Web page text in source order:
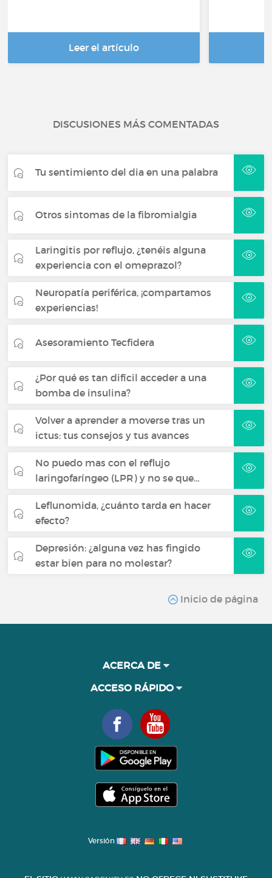
Leer el artículo
DISCUSIONES MÁS COMENTADAS
Tu sentimiento del dia en una palabra
Otros sintomas de la fibromialgia
Laringitis por reflujo, ¿tenéis alguna
experiencia con el omeprazol?
Neuropatía periférica, ¡compartamos
experiencias!
Asesoramiento Tecfidera
¿Por qué es tan difícil acceder a una
bomba de insulina?
Volver a aprender a moverse tras un
ictus: tus consejos y tus avances
No puedo mas con el reflujo
laringofaríngeo (LPR) y no se que…
Leflunomida, ¿cuánto tarda en hacer
efecto?
Depresión: ¿alguna vez has fingido
estar bien para no molestar?
Inicio de página
ACERCA DE
ACCESO RÁPIDO
Versión